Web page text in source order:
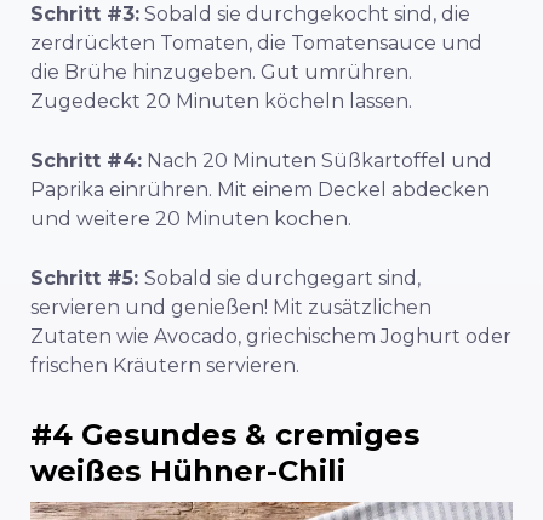
Schritt #3: Sobald sie durchgekocht sind, die
zerdrückten Tomaten, die Tomatensauce und
die Brühe hinzugeben. Gut umrühren.
Zugedeckt 20 Minuten köcheln lassen.
Schritt #4: Nach 20 Minuten Süßkartoffel und
Paprika einrühren. Mit einem Deckel abdecken
und weitere 20 Minuten kochen.
Schritt #5: Sobald sie durchgegart sind,
servieren und genießen! Mit zusätzlichen
Zutaten wie Avocado, griechischem Joghurt oder
frischen Kräutern servieren.
#4 Gesundes & cremiges
weißes Hühner-Chili